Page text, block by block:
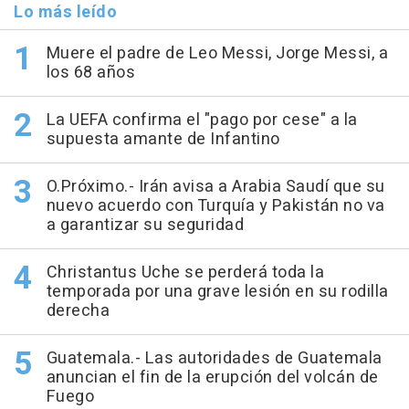
Lo más leído
Muere el padre de Leo Messi, Jorge Messi, a
los 68 años
La UEFA confirma el "pago por cese" a la
supuesta amante de Infantino
O.Próximo.- Irán avisa a Arabia Saudí que su
nuevo acuerdo con Turquía y Pakistán no va
a garantizar su seguridad
Christantus Uche se perderá toda la
temporada por una grave lesión en su rodilla
derecha
Guatemala.- Las autoridades de Guatemala
anuncian el fin de la erupción del volcán de
Fuego